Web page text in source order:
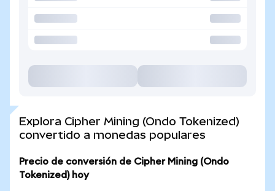
Explora Cipher Mining (Ondo Tokenized)
convertido a monedas populares
Precio de conversión de Cipher Mining (Ondo
Tokenized) hoy